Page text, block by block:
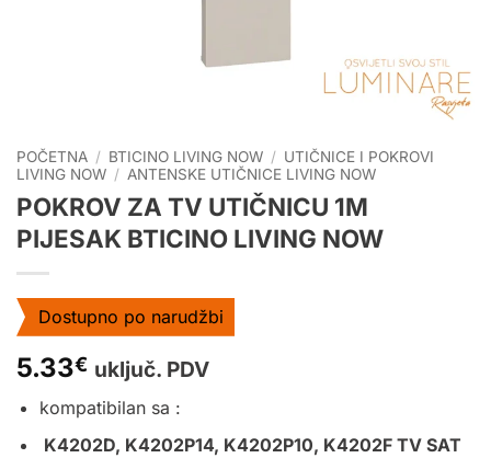
POČETNA / BTICINO LIVING NOW / UTIČNICE I POKROVI
LIVING NOW / ANTENSKE UTIČNICE LIVING NOW
POKROV ZA TV UTIČNICU 1M
PIJESAK BTICINO LIVING NOW
Dostupno po narudžbi
5.33€ uključ. PDV
kompatibilan sa :
K4202D, K4202P14, K4202P10, K4202F TV SAT